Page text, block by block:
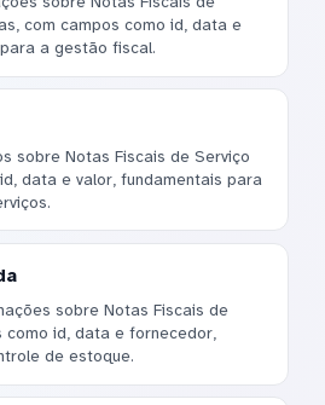
com campos como id, data e
a gestão fiscal.
sobre Notas Fiscais de Serviço
data e valor, fundamentais para
sobre Notas Fiscais de
como id, data e fornecedor,
de estoque.